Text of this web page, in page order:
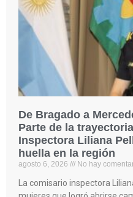
De Bragado a
Parte de la
Inspectora Liliana
huella en la región
agosto 6, 2026 No hay
La comisario inspectora